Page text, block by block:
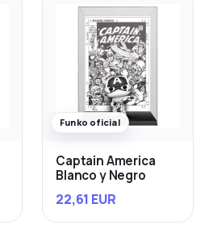
Funko oficial
Captain America
Blanco y Negro
22,61 EUR